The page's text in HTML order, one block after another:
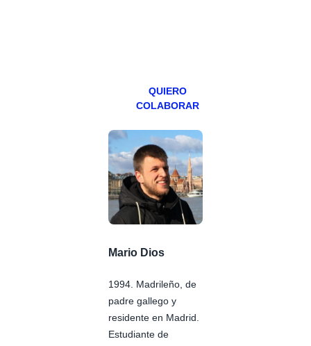
QUIERO
COLABORAR
Mario Dios
1994. Madrileño, de
padre gallego y
residente en Madrid.
Estudiante de